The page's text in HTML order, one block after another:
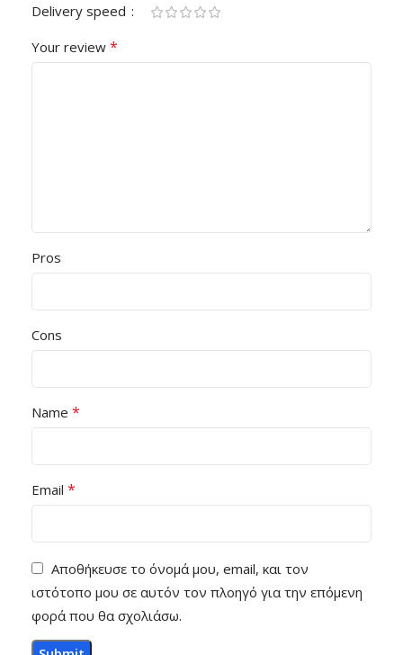
Delivery speed
Your review *
Pros
Cons
Name *
Email *
Αποθήκευσε το όνομά μου, email, και τον
ιστότοπο μου σε αυτόν τον πλοηγό για την επόμενη
φορά που θα σχολιάσω.